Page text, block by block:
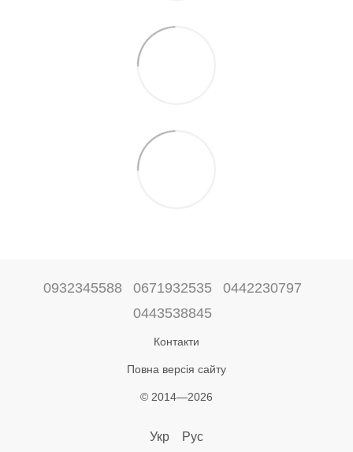
0932345588 0671932535
0442230797
0443538845
Контакти
Повна версія сайту
© 2014—2026
Укр Рус